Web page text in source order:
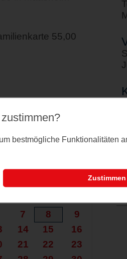
55,00
2026
7 8
9
14 15
16
21 22
23
bestmögliche Funktionalitäten
Zustimmen